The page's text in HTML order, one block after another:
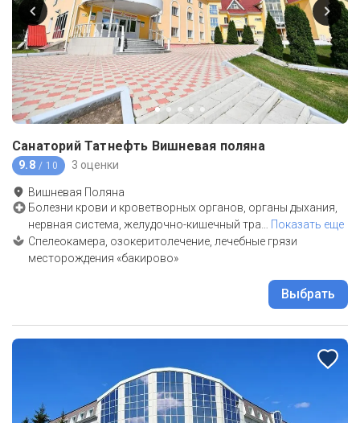
Санаторий Татнефть Вишневая поляна
9.8 / 10 3 оценки
Вишневая Поляна
Болезни крови и кроветворных органов, органы дыхания,
нервная система, желудочно-кишечный тра
Показать еще
Спелеокамера, озокеритолечение, лечебные грязи
месторождения «бакирово»
Выбрать